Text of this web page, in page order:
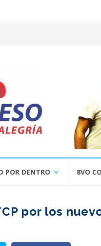
POR DENTRO 8VO
por los